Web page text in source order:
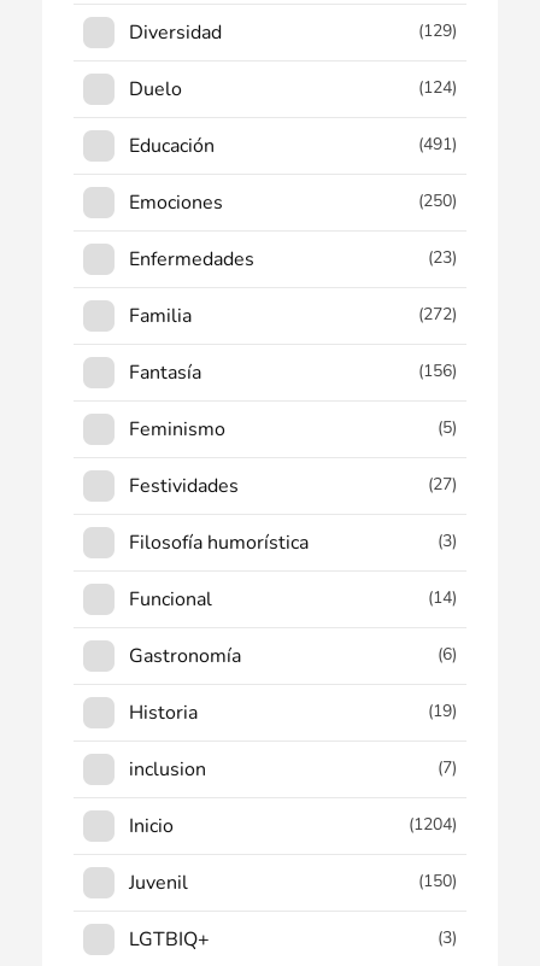
Diversidad (129)
Duelo (124)
Educación (491)
Emociones (250)
Enfermedades (23)
Familia (272)
Fantasía (156)
Feminismo (5)
Festividades (27)
Filosofía humorística (3)
Funcional (14)
Gastronomía (6)
Historia (19)
inclusion (7)
Inicio (1204)
Juvenil (150)
LGTBIQ+ (3)